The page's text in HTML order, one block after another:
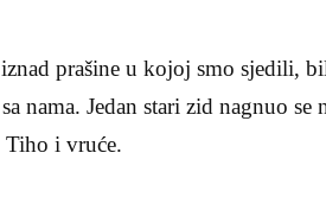
prašine u kojoj smo sjedili,
nama. Jedan stari zid nagnuo
Tiho i vruće.